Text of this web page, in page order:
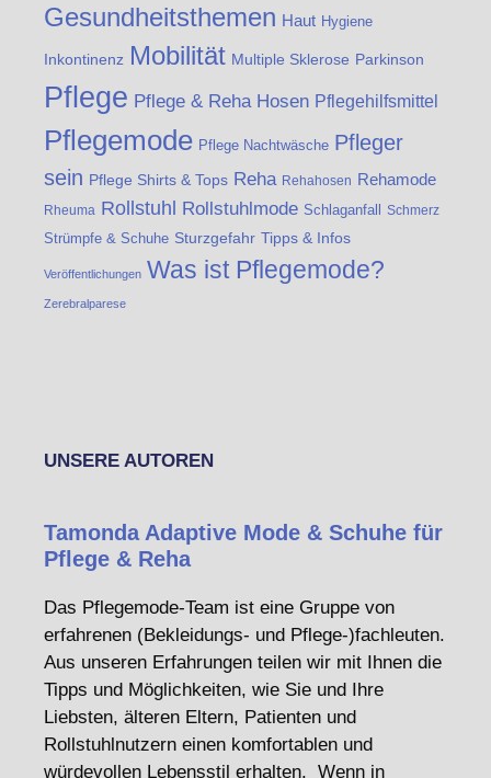
Gesundheitsthemen Haut Hygiene
Inkontinenz Mobilität Multiple Sklerose Parkinson
Pflege Pflege & Reha Hosen Pflegehilfsmittel
Pflegemode Pflege Nachtwäsche Pfleger
sein Pflege Shirts & Tops Reha Rehahosen Rehamode
Rheuma Rollstuhl Rollstuhlmode Schlaganfall Schmerz
Strümpfe & Schuhe Sturzgefahr Tipps & Infos
Veröffentlichungen Was ist Pflegemode?
Zerebralparese
UNSERE AUTOREN
Tamonda Adaptive Mode & Schuhe für
Pflege & Reha
Das Pflegemode-Team ist eine Gruppe von
erfahrenen (Bekleidungs- und Pflege-)fachleuten.
Aus unseren Erfahrungen teilen wir mit Ihnen die
Tipps und Möglichkeiten, wie Sie und Ihre
Liebsten, älteren Eltern, Patienten und
Rollstuhlnutzern einen komfortablen und
würdevollen Lebensstil erhalten. Wenn in